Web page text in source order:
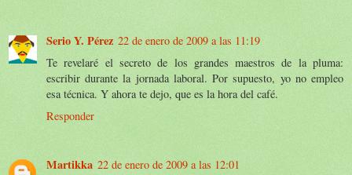
Serio Y. Pérez 22 de enero de 2009 a las 11:19
Te revelaré el secreto de los grandes maestros de la pluma:
escribir durante la jornada laboral. Por supuesto, yo no empleo
esa técnica. Y ahora te dejo, que es la hora del café.
Responder
Martikka 22 de enero de 2009 a las 12:01